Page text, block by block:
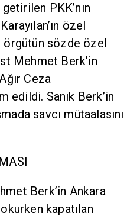
getirilen PKK’nın
özel
örgütün sözde özel
Mehmet Berk’in
Ceza
edildi. Sanık Berk’in
savcı mütaalasını
Berk’in Ankara
kapatılan